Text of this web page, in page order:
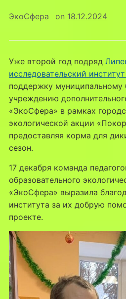
ЭкоСфера on 18.12.2024
Уже второй год подряд
исследовательский
поддержку
учреждению
«ЭкоСфера» в рамках
экологической акции
предоставляя корма для
сезон.
17 декабря команда
образовательного
«ЭкоСфера» выразила
института за их добрую
проекте.